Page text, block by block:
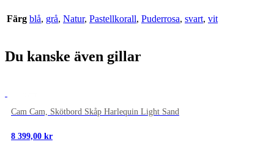
Färg blå, grå, Natur, Pastellkorall, Puderrosa, svart, vit
Du kanske även gillar
Cam Cam, Skötbord Skåp Harlequin Light Sand
8 399,00 kr